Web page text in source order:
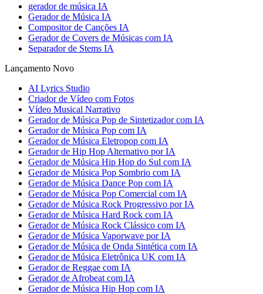
gerador de música IA
Gerador de Música IA
Compositor de Canções IA
Gerador de Covers de Músicas com IA
Separador de Stems IA
Lançamento Novo
AI Lyrics Studio
Criador de Vídeo com Fotos
Vídeo Musical Narrativo
Gerador de Música Pop de Sintetizador com IA
Gerador de Música Pop com IA
Gerador de Música Eletropop com IA
Gerador de Hip Hop Alternativo por IA
Gerador de Música Hip Hop do Sul com IA
Gerador de Música Pop Sombrio com IA
Gerador de Música Dance Pop com IA
Gerador de Música Pop Comercial com IA
Gerador de Música Rock Progressivo por IA
Gerador de Música Hard Rock com IA
Gerador de Música Rock Clássico com IA
Gerador de Música Vaporwave por IA
Gerador de Música de Onda Sintética com IA
Gerador de Música Eletrônica UK com IA
Gerador de Reggae com IA
Gerador de Afrobeat com IA
Gerador de Música Hip Hop com IA